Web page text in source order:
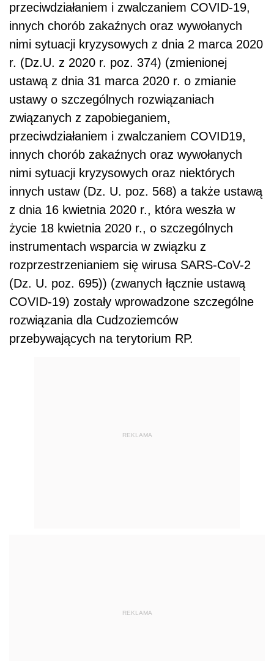
przeciwdziałaniem i zwalczaniem COVID-19,
innych chorób zakaźnych oraz wywołanych
nimi sytuacji kryzysowych z dnia 2 marca 2020
r. (Dz.U. z 2020 r. poz. 374) (zmienionej
ustawą z dnia 31 marca 2020 r. o zmianie
ustawy o szczególnych rozwiązaniach
związanych z zapobieganiem,
przeciwdziałaniem i zwalczaniem COVID19,
innych chorób zakaźnych oraz wywołanych
nimi sytuacji kryzysowych oraz niektórych
innych ustaw (Dz. U. poz. 568) a także ustawą
z dnia 16 kwietnia 2020 r., która weszła w
życie 18 kwietnia 2020 r., o szczególnych
instrumentach wsparcia w związku z
rozprzestrzenianiem się wirusa SARS-CoV-2
(Dz. U. poz. 695)) (zwanych łącznie ustawą
COVID-19) zostały wprowadzone szczególne
rozwiązania dla Cudzoziemców
przebywających na terytorium RP.
REKLAMA
REKLAMA